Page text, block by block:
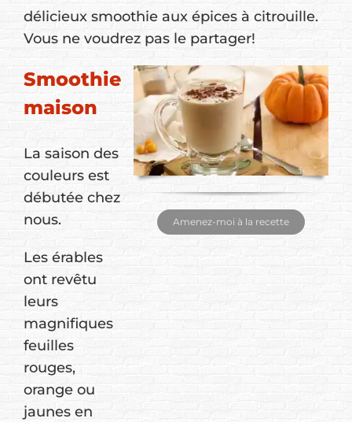
délicieux smoothie aux épices à citrouille.
Vous ne voudrez pas le partager!
Smoothie
maison
La saison des
couleurs est
débutée chez
nous.
Les érables
ont revêtu
leurs
magnifiques
feuilles
rouges,
orange ou
jaunes en
Amenez-moi à la recette